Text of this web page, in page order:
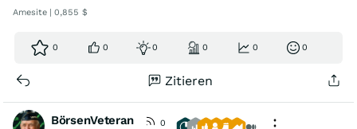
Amesite | 0,855 $
0 0 0 0 0 0
Zitieren
BörsenVeteran
0